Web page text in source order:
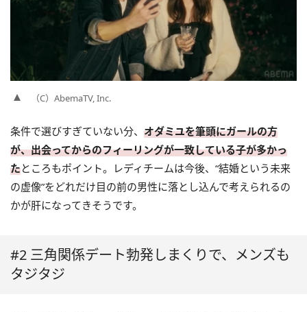
（C）AbemaTV, Inc.
条件で選びすぎていない分、 オダミユを筆頭にガールの方
が、出会ってからのフィーリングが一致している子が多かっ
たところもポイント。レディチームは今後、“結婚という未来
の虚像”をどれだけ目の前の男性に落とし込んで考えられるの
かが肝になってきそうです。
#2 三角関係デート勃発しまくりで、メンズも
タジタジ